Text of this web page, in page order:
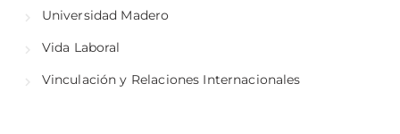
Universidad Madero
Vida Laboral
Vinculación y Relaciones Internacionales